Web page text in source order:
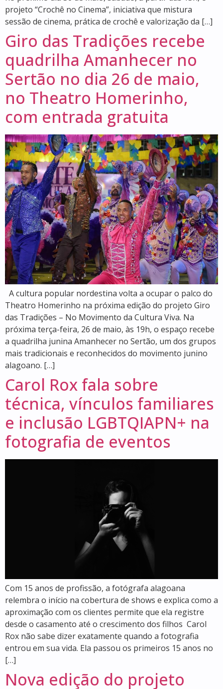
projeto “Crochê no Cinema”, iniciativa que mistura
sessão de cinema, prática de crochê e valorização da […]
Giro das Tradições recebe
quadrilha Amanhecer no
Sertão no dia 26 de maio,
no Theatro Homerinho,
com entrada gratuita
A cultura popular nordestina volta a ocupar o palco do
Theatro Homerinho na próxima edição do projeto Giro
das Tradições – No Movimento da Cultura Viva. Na
próxima terça-feira, 26 de maio, às 19h, o espaço recebe
a quadrilha junina Amanhecer no Sertão, um dos grupos
mais tradicionais e reconhecidos do movimento junino
alagoano. […]
Carol Rox fala sobre
técnica, vínculos familiares
e inclusão LGBTQIAPN+ na
fotografia de eventos
Com 15 anos de profissão, a fotógrafa alagoana
relembra o início na cobertura de shows e explica como a
aproximação com os clientes permite que ela registre
desde o casamento até o crescimento dos filhos Carol
Rox não sabe dizer exatamente quando a fotografia
entrou em sua vida. Ela passou os primeiros 15 anos no
[…]
Nova edição do projeto